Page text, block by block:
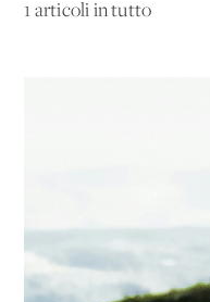
1 articoli in tutto